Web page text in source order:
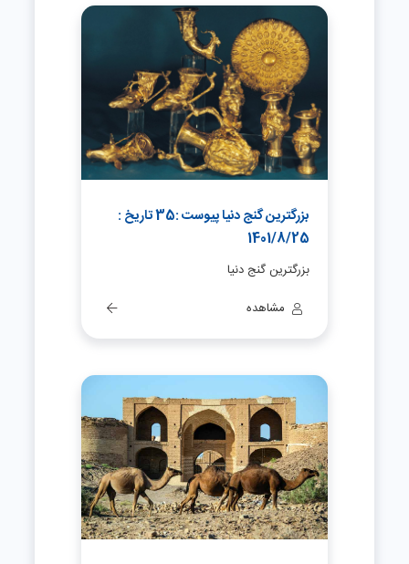
بزرگترین گنج دنیا پیوست :35 تاریخ :
1401/8/25
بزرگترین گنج دنیا
مشاهده